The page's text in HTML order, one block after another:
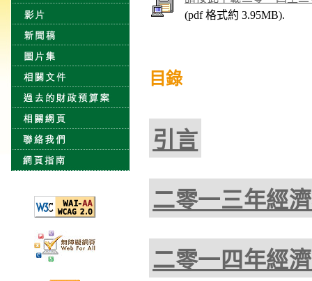
(pdf 格式約 3.95MB).
目錄
引言
二零一三年經
二零一四年經